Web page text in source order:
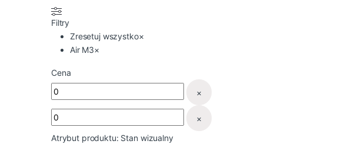
Filtry
Zresetuj wszystko×
Air M3×
Cena
×
×
Atrybut produktu: Stan wizualny